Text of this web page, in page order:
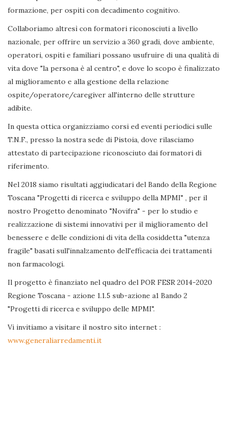
formazione, per ospiti con decadimento cognitivo.
Collaboriamo altresì con formatori riconosciuti a livello
nazionale, per offrire un servizio a 360 gradi, dove ambiente,
operatori, ospiti e familiari possano usufruire di una qualità di
vita dove "la persona è al centro", e dove lo scopo è finalizzato
al miglioramento e alla gestione della relazione
ospite/operatore/caregiver all'interno delle strutture
adibite.
In questa ottica organizziamo corsi ed eventi periodici sulle
T.N.F., presso la nostra sede di Pistoia, dove rilasciamo
attestato di partecipazione riconosciuto dai formatori di
riferimento.
Nel 2018 siamo risultati aggiudicatari del Bando della Regione
Toscana "Progetti di ricerca e sviluppo della MPMI" , per il
nostro Progetto denominato "Novifra" - per lo studio e
realizzazione di sistemi innovativi per il miglioramento del
benessere e delle condizioni di vita della cosiddetta "utenza
fragile" basati sull'innalzamento dell'efficacia dei trattamenti
non farmacologi.
Il progetto è finanziato nel quadro del POR FESR 2014-2020
Regione Toscana - azione 1.1.5 sub-azione a1 Bando 2
"Progetti di ricerca e sviluppo delle MPMI".
Vi invitiamo a visitare il nostro sito internet :
www.generaliarredamenti.it